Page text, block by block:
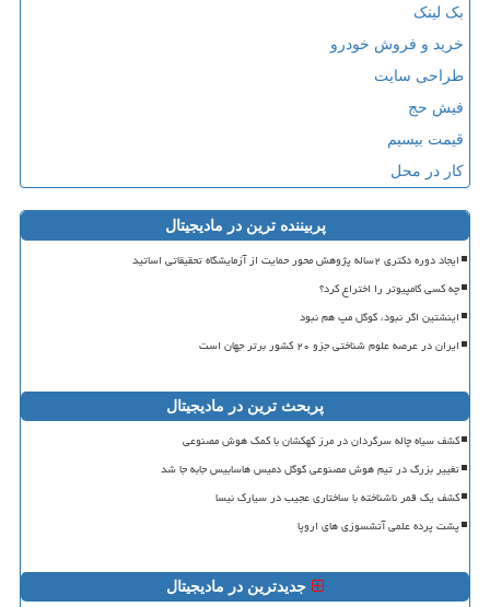
بک لینک
خرید و فروش خودرو
طراحی سایت
فیش حج
قیمت بیسیم
کار در محل
پربیننده ترین در مادیجیتال
ایجاد دوره دکتری ۲ساله پژوهش محور حمایت از آزمایشگاه تحقیقاتی اساتید
چه کسی کامپیوتر را اختراع کرد؟
اینشتین اگر نبود، گوگل مپ هم نبود
ایران در عرصه علوم شناختی جزو ۲۰ کشور برتر جهان است
پربحث ترین در مادیجیتال
کشف سیاه چاله سرگردان در مرز کهکشان با کمک هوش مصنوعی
تغییر بزرگ در تیم هوش مصنوعی گوگل دمیس هاسابیس جابه جا شد
کشف یک قمر ناشناخته با ساختاری عجیب در سیارک نیسا
پشت پرده علمی آتشسوزی های اروپا
جدیدترین در مادیجیتال